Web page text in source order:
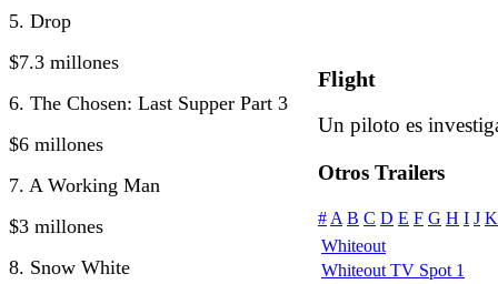
5. Drop
$7.3 millones
6. The Chosen: Last Supper Part 3
$6 millones
7. A Working Man
$3 millones
8. Snow White
Flight
Un piloto es
Otros Trailers
# A B C D E F G H I J K
Whiteout
Whiteout TV Spot 1